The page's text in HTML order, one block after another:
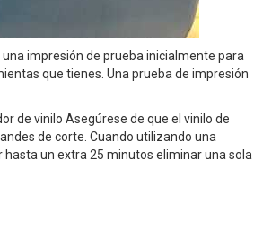
impresión de prueba inicialmente para
que tienes. Una prueba de impresión
de vinilo Asegúrese de que el vinilo de
de corte. Cuando utilizando una
un extra 25 minutos eliminar una sola